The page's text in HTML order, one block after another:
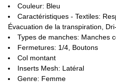
Couleur: Bleu
Caractéristiques - Textiles:
Évacuation de la transpiration,
Types de manches: Manches
Fermetures: 1/4, Boutons
Col montant
Inserts Mesh: Latéral
Genre: Femme